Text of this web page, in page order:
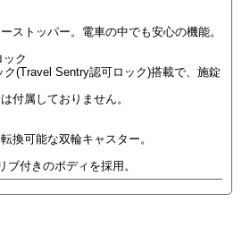
ストッパー。電車の中でも安心の機能。
ク
(Travel Sentry認可ロック)搭載で、施錠
付属しておりません。
換可能な双輪キャスター。
付きのボディを採用。